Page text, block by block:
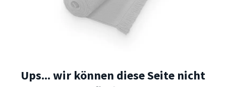
Ups... wir können diese Seite nicht